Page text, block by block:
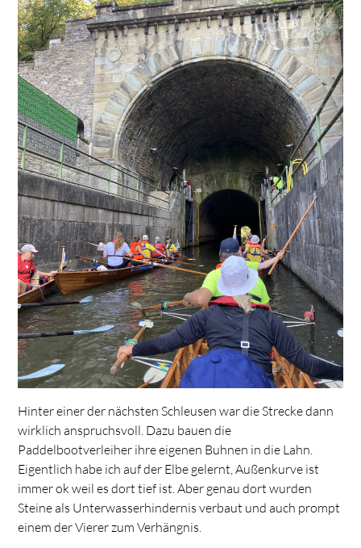
Hinter einer der nächsten Schleusen war die Strecke dann
wirklich anspruchsvoll. Dazu bauen die
Paddelbootverleiher ihre eigenen Buhnen in die Lahn.
Eigentlich habe ich auf der Elbe gelernt, Außenkurve ist
immer ok weil es dort tief ist. Aber genau dort wurden
Steine als Unterwasserhindernis verbaut und auch prompt
einem der Vierer zum Verhängnis.